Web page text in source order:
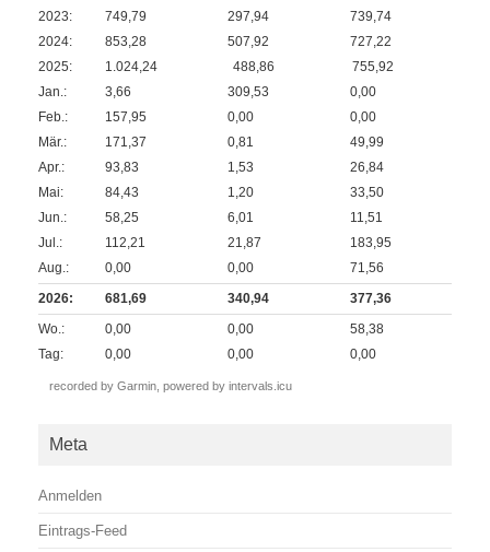
2023:
749,79 297,94
739,74
2024:
853,28 507,92
727,22
2025:
1.024,24 488,86
755,92
Jan.:
3,66 309,53
0,00
Feb.:
157,95 0,00
0,00
Mär.:
171,37 0,81
49,99
Apr.:
93,83 1,53
26,84
Mai:
84,43 1,20
33,50
Jun.:
58,25 6,01
11,51
Jul.:
112,21 21,87
183,95
Aug.:
0,00 0,00
71,56
2026:
681,69 340,94
377,36
Wo.:
0,00 0,00
58,38
Tag:
0,00 0,00 0,00
recorded by Garmin, powered by intervals.icu
Meta
Anmelden
Eintrags-Feed